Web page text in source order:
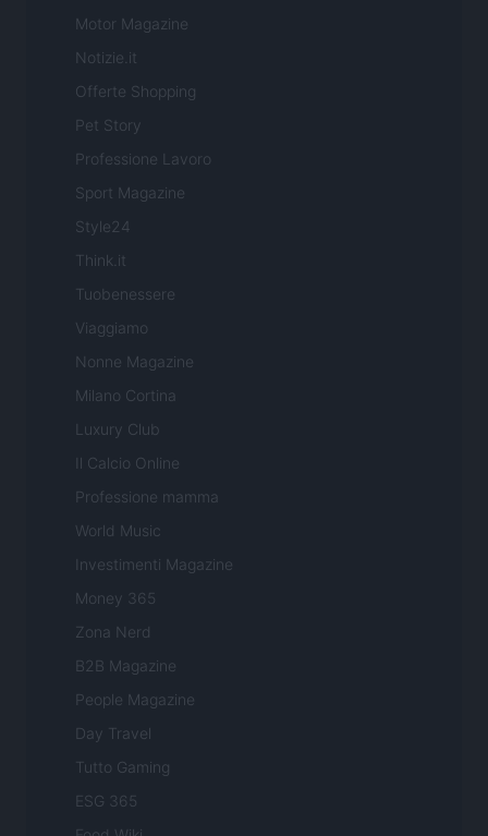
Motor Magazine
Notizie.it
Offerte Shopping
Pet Story
Professione Lavoro
Sport Magazine
Style24
Think.it
Tuobenessere
Viaggiamo
Nonne Magazine
Milano Cortina
Luxury Club
Il Calcio Online
Professione mamma
World Music
Investimenti Magazine
Money 365
Zona Nerd
B2B Magazine
People Magazine
Day Travel
Tutto Gaming
ESG 365